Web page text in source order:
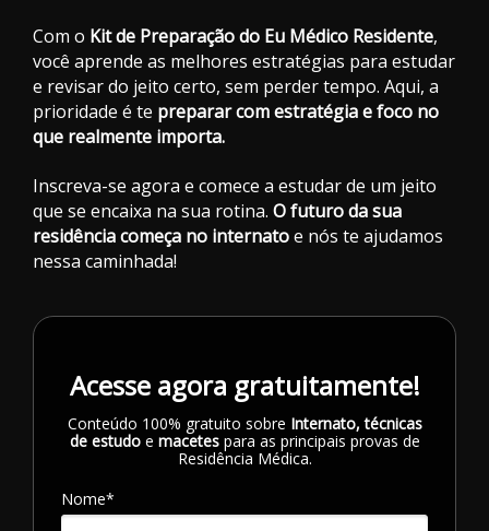
Com o Kit de Preparação do Eu Médico Residente,
você aprende as melhores estratégias para estudar
e revisar do jeito certo, sem perder tempo. Aqui, a
prioridade é te preparar com estratégia e foco no
que realmente importa.
Inscreva-se agora e comece a estudar de um jeito
que se encaixa na sua rotina. O futuro da sua
residência começa no internatoe nós te ajudamos
nessa caminhada!
Acesse agora gratuitamente!
Conteúdo 100% gratuito sobre Internato, técnicas
de estudo e macetes para as principais provas de
Residência Médica.
Nome*